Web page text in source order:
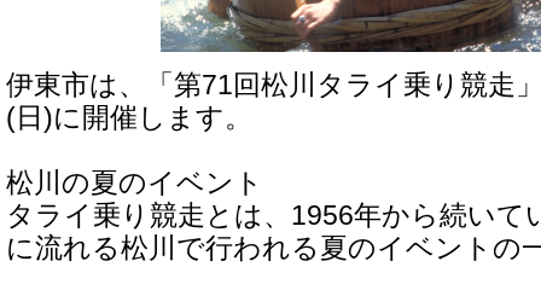
伊東市は、「第71回松川タライ乗り競走
(日)に開催します。
松川の夏のイベント
タライ乗り競走とは、1956年から続いて
に流れる松川で行われる夏のイベントの